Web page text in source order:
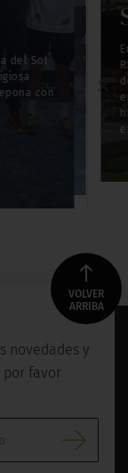
del Sol
con
una
academia
en Marbella -
VOLVER
ARRIBA
novedades y
por favor